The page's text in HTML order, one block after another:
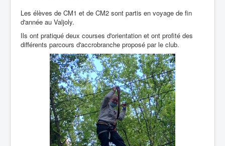
Les élèves de CM1 et de CM2 sont partis en voyage de fin
d'année au Valjoly.
Ils ont pratiqué deux courses d'orientation et ont profité des
différents parcours d'accrobranche proposé par le club.